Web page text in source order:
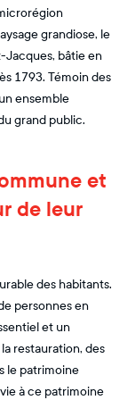
grandiose, le
Jacques, bâtie en
1793. Témoin des
ensemble
grand public.
et
de leur
des habitants.
personnes en
et un
restauration, des
le patrimoine
à ce patrimoine